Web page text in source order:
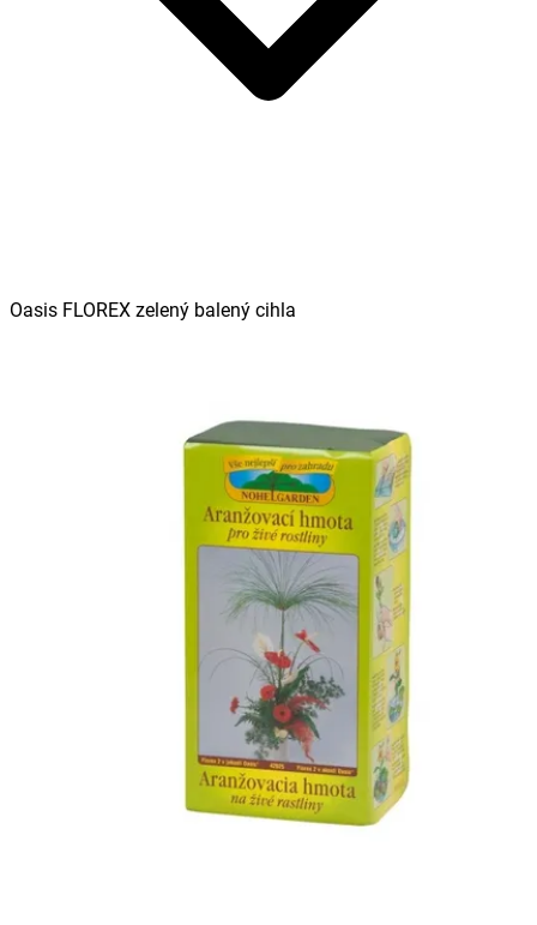
Oasis FLOREX zelený balený cihla